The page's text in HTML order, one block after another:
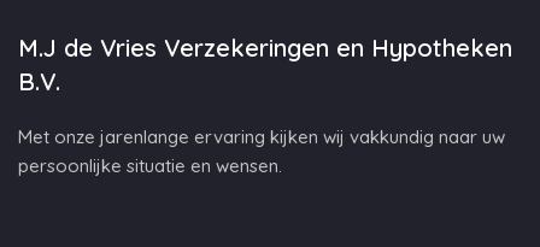
M.J de Vries Verzekeringen en Hypotheken
B.V.
Met onze jarenlange ervaring kijken wij vakkundig naar uw
persoonlijke situatie en wensen.